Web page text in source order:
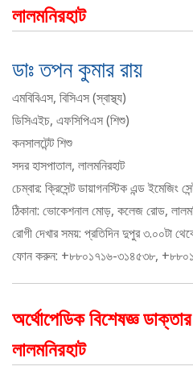
লালমনিরহাট
ডাঃ তপন কুমার রায়
এমবিবিএস, বিসিএস (স্বাস্থ্য)
ডিসিএইচ, এফসিপিএস (শিশু)
কনসালটেন্ট শিশু
সদর হাসপাতাল, লালমনিরহাট
চেম্বার: ক্রিসেন্ট ডায়াগনস্টিক এন্ড ইমেজিং
ঠিকানা: ভোকেশনাল মোড়, কলেজ রোড,
রোগী দেখার সময়: প্রতিদিন দুপুর ৩.০০টা
ফোন করুন: +৮৮০১৭১৬-৩১৪৫৩৮,
অর্থোপেডিক বিশেষজ্ঞ
লালমনিরহাট